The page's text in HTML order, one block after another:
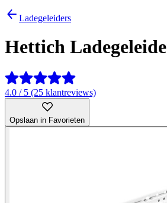
Ladegeleiders
Hettich
4.0 / 5 (25 klantreviews)
Opslaan in Favorieten